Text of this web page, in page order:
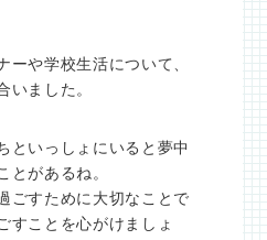
ーや学校生活について、
いました。
といっしょにいると夢中
とがあるね。
ごすために大切なことで
すことを心がけましょ